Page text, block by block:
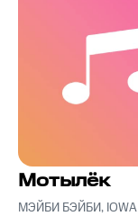
Мотылёк
МЭЙБИ БЭЙБИ, IOWA